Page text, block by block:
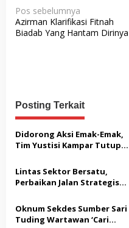
N
a
s
i
p
o
s
Pos sebelumnya
Azirman Klarifikasi Fitnah
Biadab Yang Hantam Dirinya
Posting Terkait
Didorong Aksi Emak-Emak,
Tim Yustisi Kampar Tutup
Gading Sari
Lintas Sektor Bersatu,
Perbaikan Jalan Strategis
Oknum Sekdes Sumber Sari
Tuding Wartawan ‘Cari